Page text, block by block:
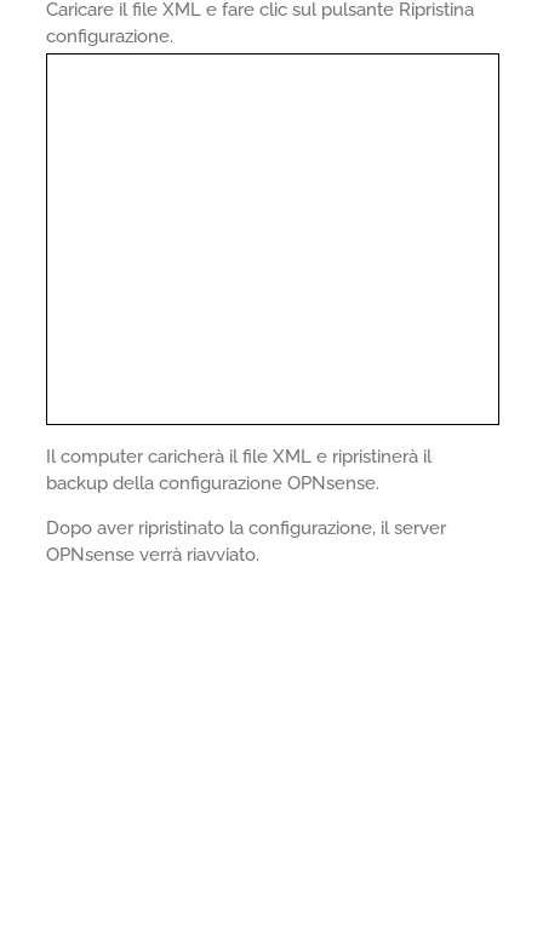
Caricare il file XML e fare clic sul pulsante Ripristina
configurazione.
Il computer caricherà il file XML e ripristinerà il
backup della configurazione OPNsense.
Dopo aver ripristinato la configurazione, il server
OPNsense verrà riavviato.